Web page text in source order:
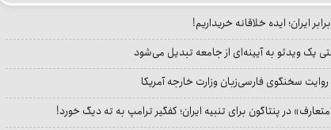
ایران؛ ایده خلاقانه خریداریم!
یک ویدئو به آیینه‌ای از جامعه تبدیل می‌شود
سخنگوی فارسی‌زبان وزارت خارجه آمریکا
در پنتاگون برای تنبیه ایران؛ کفگیر ترامپ به ته دیگ خورد!